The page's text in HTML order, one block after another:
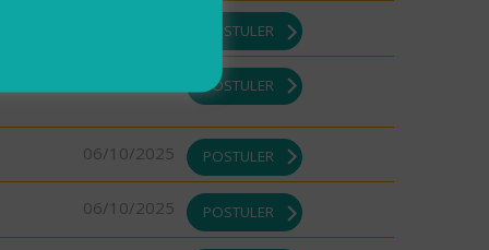
POSTULER
POSTULER
06/10/2025 POSTULER
06/10/2025 POSTULER